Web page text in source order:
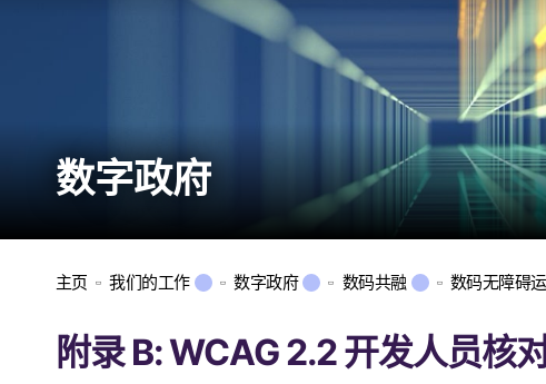
数字政府
主页 我们的工作 数字政府 数码共融 数码无障碍
附录 B: WCAG 2.2 开发人员核